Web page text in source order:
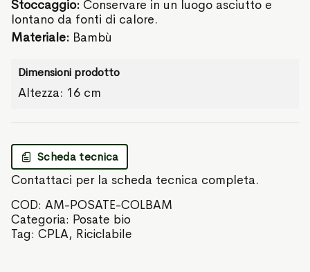
Stoccaggio: Conservare in un luogo asciutto e
lontano da fonti di calore.
Materiale: Bambù
Dimensioni prodotto
Altezza: 16 cm
Scheda tecnica
Contattaci per la scheda tecnica completa.
COD: AM-POSATE-COLBAM
Categoria: Posate bio
Tag: CPLA, Riciclabile